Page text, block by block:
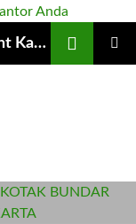
Pusat Sewa Meja & Sewa Kursi Event Kantor Anda